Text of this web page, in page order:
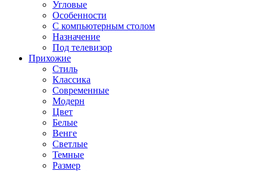
Угловые
Особенности
С компьютерным столом
Назначение
Под телевизор
Прихожие
Стиль
Классика
Современные
Модерн
Цвет
Белые
Венге
Светлые
Темные
Размер